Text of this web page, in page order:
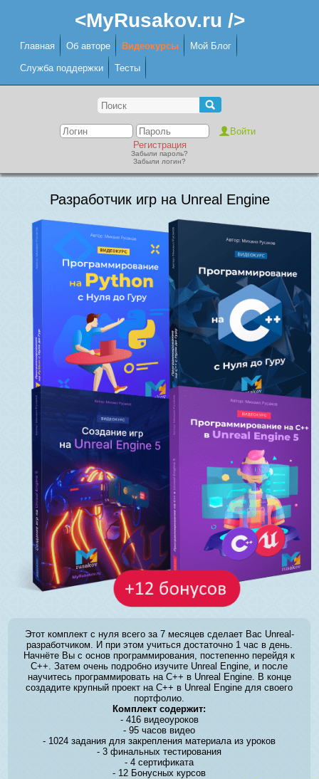
<MyRusakov.ru />
Главная Об авторе Видеокурсы Мой Блог
Служба поддержки Тесты
Регистрация
Забыли пароль?
Забыли логин?
Разработчик игр на Unreal Engine
Этот комплект с нуля всего за 7 месяцев сделает Вас Unreal-
разработчиком. И при этом учиться достаточно 1 час в день.
Начнёте Вы с основ программирования, постепенно перейдя к
C++. Затем очень подробно изучите Unreal Engine, и после
научитесь программировать на C++ в Unreal Engine. В конце
создадите крупный проект на C++ в Unreal Engine для своего
портфолио.
Комплект содержит:
- 416 видеоуроков
- 95 часов видео
- 1024 задания для закрепления материала из уроков
- 3 финальных тестирования
- 4 сертификата
- 12 Бонусных курсов